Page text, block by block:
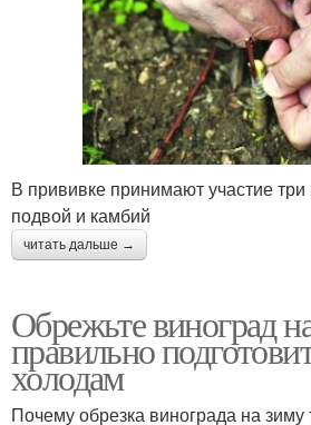
В прививке принимают участие три
подвой и камбий
читать дальше →
Обрежьте виноград
правильно
холодам
Почему обрезка винограда на зиму